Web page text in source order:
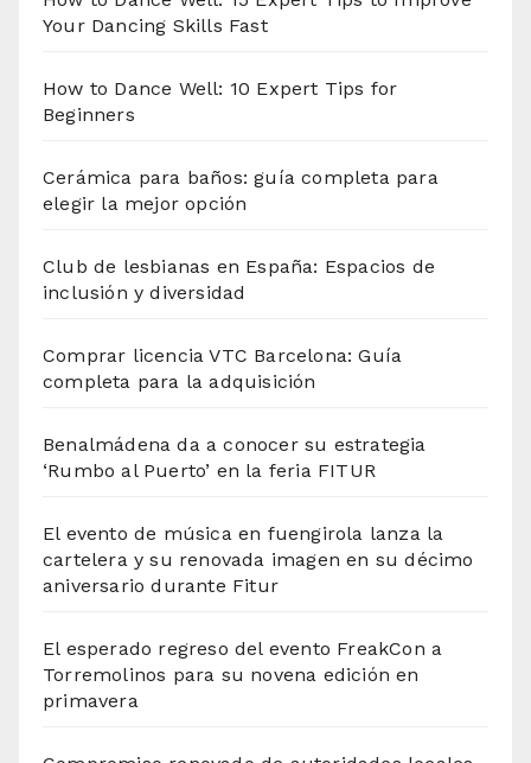
Your Dancing Skills Fast
How to Dance Well: 10 Expert Tips for
Beginners
Cerámica para baños: guía completa para
elegir la mejor opción
Club de lesbianas en España: Espacios de
inclusión y diversidad
Comprar licencia VTC Barcelona: Guía
completa para la adquisición
Benalmádena da a conocer su estrategia
‘Rumbo al Puerto’ en la feria FITUR
El evento de música en fuengirola lanza la
cartelera y su renovada imagen en su décimo
aniversario durante Fitur
El esperado regreso del evento FreakCon a
Torremolinos para su novena edición en
primavera